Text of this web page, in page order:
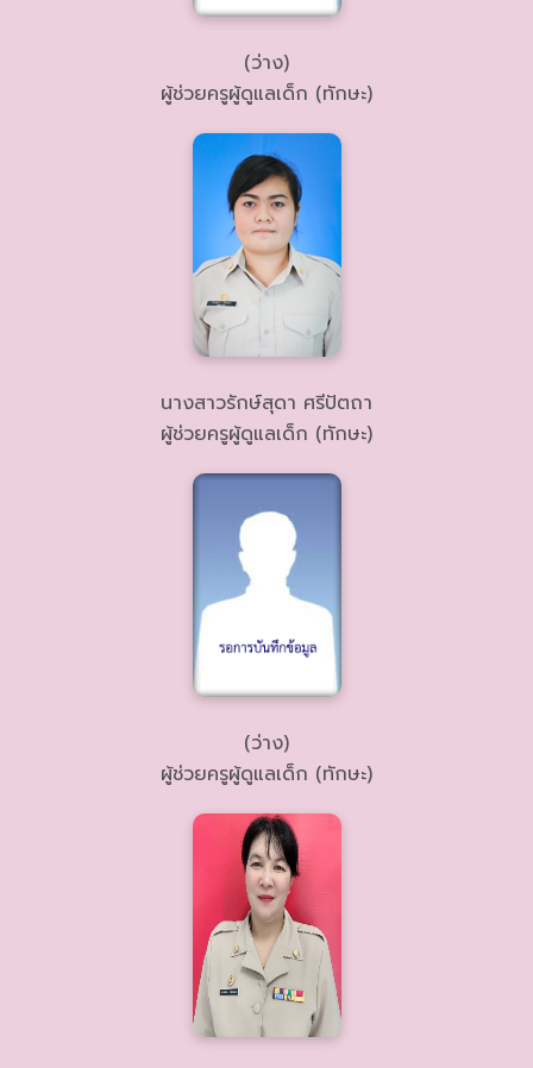
(ว่าง)
ผู้ช่วยครูผู้ดูแลเด็ก (ทักษะ)
นางสาวรักษ์สุดา ศรีปัตถา
ผู้ช่วยครูผู้ดูแลเด็ก (ทักษะ)
(ว่าง)
ผู้ช่วยครูผู้ดูแลเด็ก (ทักษะ)